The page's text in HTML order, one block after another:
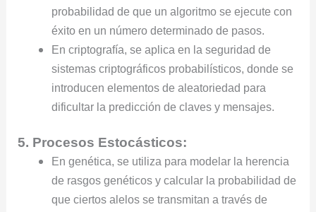
probabilidad de que un algoritmo se ejecute con
éxito en un número determinado de pasos.
En criptografía, se aplica en la seguridad de
sistemas criptográficos probabilísticos, donde se
introducen elementos de aleatoriedad para
dificultar la predicción de claves y mensajes.
5. Procesos Estocásticos:
En genética, se utiliza para modelar la herencia
de rasgos genéticos y calcular la probabilidad de
que ciertos alelos se transmitan a través de